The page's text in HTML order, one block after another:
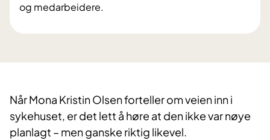
og medarbeidere.
Når Mona Kristin Olsen forteller om veien inn i
sykehuset, er det lett å høre at den ikke var nøye
planlagt – men ganske riktig likevel.